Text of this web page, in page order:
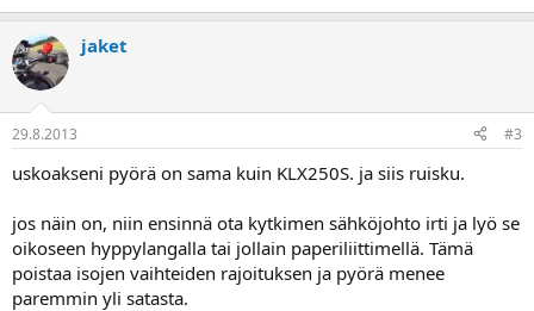
jaket
29.8.2013 #3
uskoakseni pyörä on sama kuin KLX250S. ja siis ruisku.
jos näin on, niin ensinnä ota kytkimen sähköjohto irti ja lyö se
oikoseen hyppylangalla tai jollain paperiliittimellä. Tämä
poistaa isojen vaihteiden rajoituksen ja pyörä menee
paremmin yli satasta.